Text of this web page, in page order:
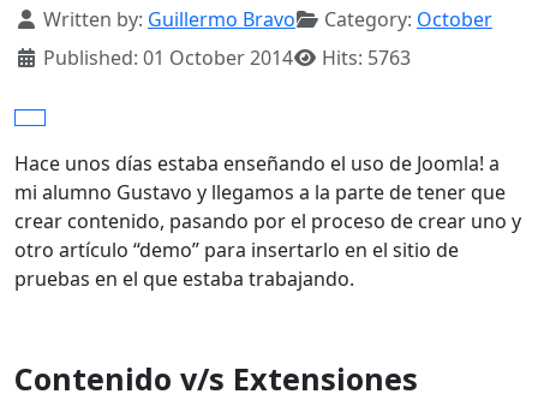
Details
Written by: Guillermo Bravo Category: October
Published: 01 October 2014
Hits: 5763
Hace unos días estaba enseñando el uso de Joomla! a
mi alumno Gustavo y llegamos a la parte de tener que
crear contenido, pasando por el proceso de crear uno y
otro artículo “demo” para insertarlo en el sitio de
pruebas en el que estaba trabajando.
Contenido v/s Extensiones